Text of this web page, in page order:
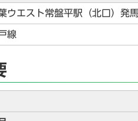
ウエスト常盤平駅（北口）発
線